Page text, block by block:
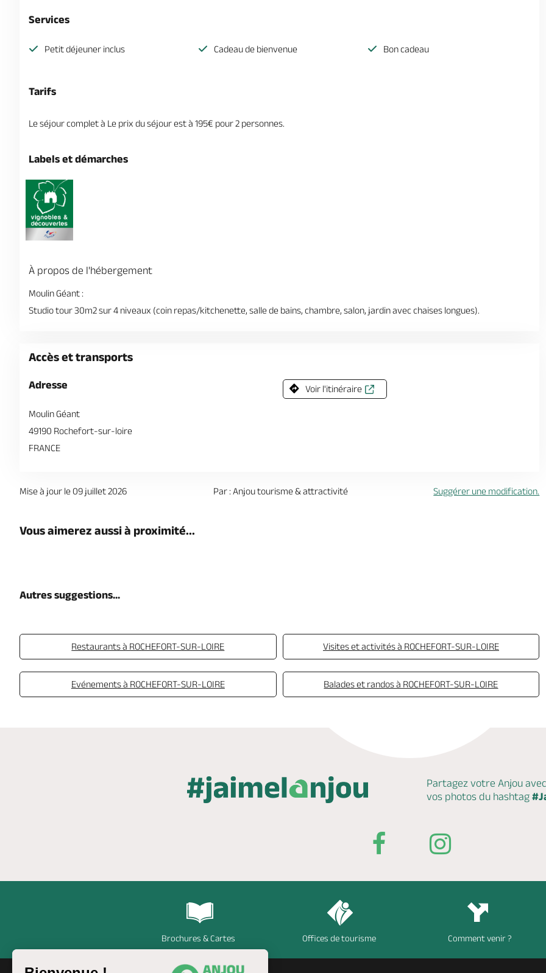
Services
Petit déjeuner inclus Cadeau de bienvenue Bon cadeau
Tarifs
Le séjour complet à Le prix du séjour est à 195€ pour 2 personnes.
Labels et démarches
À propos de l'hébergement
Moulin Géant :
Studio tour 30m2 sur 4 niveaux (coin repas/kitchenette, salle de bains, chambre, salon, jardin avec chaises longues).
Accès et transports
Adresse
Moulin Géant
49190 Rochefort-sur-loire
FRANCE
Voir l'itinéraire
Mise à jour le 09 juillet 2026 Par : Anjou tourisme & attractivité Suggérer une modification.
Vous aimerez aussi à proximité...
Autres suggestions...
Restaurants à ROCHEFORT-SUR-LOIRE Visites et activités à ROCHEFORT-SUR-LOIRE
Evénements à ROCHEFORT-SUR-LOIRE Balades et randos à ROCHEFORT-SUR-LOIRE
Partagez votre Anjou
vos photos du hashtag
Brochures & Cartes Offices de tourisme Comment venir ?